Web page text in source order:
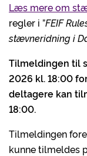
Læs mere om
regler i ”FEIF
stævneridning i
Tilmeldingen til
2026 kl. 18:00
deltagere kan
18:00.
Tilmeldingen
kunne tilmeldes